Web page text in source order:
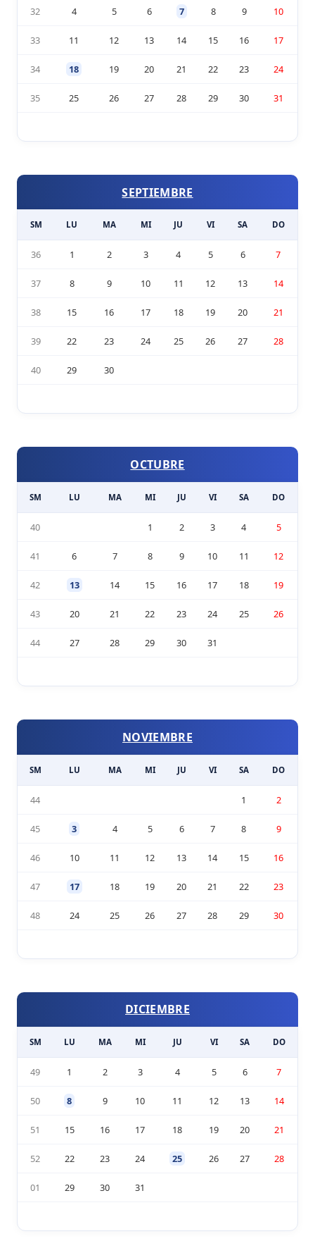
32 4 5 6 7 8 9 10
33 11 12 13 14 15 16 17
34 18 19 20 21 22 23 24
35 25 26 27 28 29 30 31
SEPTIEMBRE
SM LU MA MI JU VI SA DO
36 1 2 3 4 5 6 7
37 8 9 10 11 12 13 14
38 15 16 17 18 19 20 21
39 22 23 24 25 26 27 28
40 29 30
OCTUBRE
SM LU MA MI JU VI SA DO
40 1 2 3 4 5
41 6 7 8 9 10 11 12
42 13 14 15 16 17 18 19
43 20 21 22 23 24 25 26
44 27 28 29 30 31
NOVIEMBRE
SM LU MA MI JU VI SA DO
44 1 2
45 3 4 5 6 7 8 9
46 10 11 12 13 14 15 16
47 17 18 19 20 21 22 23
48 24 25 26 27 28 29 30
DICIEMBRE
SM LU MA MI JU VI SA DO
49 1 2 3 4 5 6 7
50 8 9 10 11 12 13 14
51 15 16 17 18 19 20 21
52 22 23 24 25 26 27 28
01 29 30 31